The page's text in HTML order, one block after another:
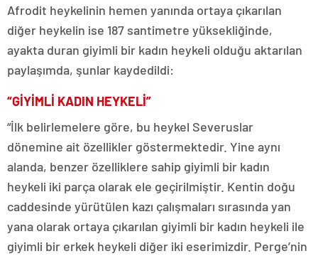
Afrodit heykelinin hemen yanında ortaya çıkarılan
diğer heykelin ise 187 santimetre yüksekliğinde,
ayakta duran giyimli bir kadın heykeli olduğu aktarılan
paylaşımda, şunlar kaydedildi:
“GİYİMLİ KADIN HEYKELİ”
“İlk belirlemelere göre, bu heykel Severuslar
dönemine ait özellikler göstermektedir. Yine aynı
alanda, benzer özelliklere sahip giyimli bir kadın
heykeli iki parça olarak ele geçirilmiştir. Kentin doğu
caddesinde yürütülen kazı çalışmaları sırasında yan
yana olarak ortaya çıkarılan giyimli bir kadın heykeli ile
giyimli bir erkek heykeli diğer iki eserimizdir. Perge’nin